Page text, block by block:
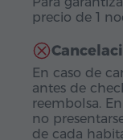
precio de 1
En caso de
antes de
reembolsa.
no
de cada